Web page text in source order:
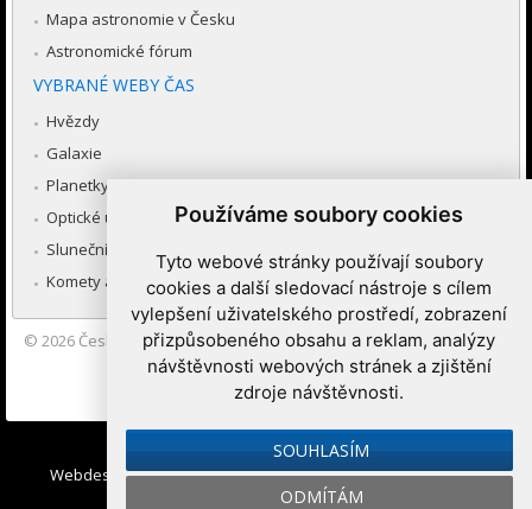
Používáme soubory cookies
Tyto webové stránky používají soubory
cookies a další sledovací nástroje s cílem
vylepšení uživatelského prostředí, zobrazení
přizpůsobeného obsahu a reklam, analýzy
návštěvnosti webových stránek a zjištění
zdroje návštěvnosti.
SOUHLASÍM
ODMÍTÁM
Mapa astronomie v Česku
Astronomické fórum
VYBRANÉ WEBY ČAS
Hvězdy
Galaxie
Planetky
Optické úkazy v atmosféře
Sluneční soustava
Komety a meteory
© 2026 Česká astronomická společnost|Hvězdárna a planetárium
Brno spolupracuje se serverem Astro.cz
Webdesign:Medio interactive, Redakční systémIbis CMS: